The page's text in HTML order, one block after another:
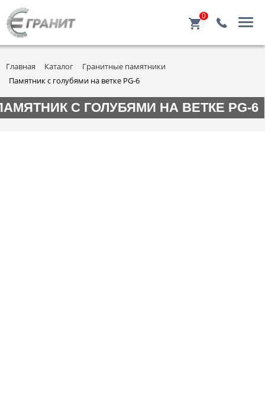
0
Главная Каталог
Гранитные памятники
Памятник с голубями на ветке PG-6
С ГОЛУБЯМИ НА ВЕТКЕ PG-6